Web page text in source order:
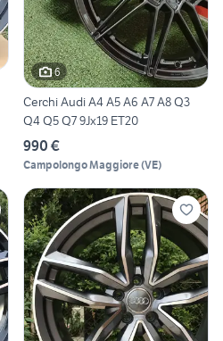
6
Cerchi Audi A4 A5 A6 A7 A8 Q3
Q4 Q5 Q7 9Jx19 ET20
990 €
Campolongo Maggiore(VE)